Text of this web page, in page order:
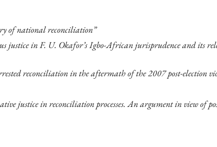
of national reconciliation”
justice in F. U. Okafor’s Igbo-African jurisprudence and its
reconciliation in the aftermath of the 2007 post-election
justice in reconciliation processes. An argument in view of